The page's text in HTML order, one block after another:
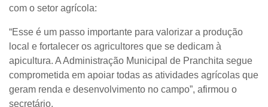
com o setor agrícola:
“Esse é um passo importante para valorizar a produção
local e fortalecer os agricultores que se dedicam à
apicultura. A Administração Municipal de Pranchita segue
comprometida em apoiar todas as atividades agrícolas que
geram renda e desenvolvimento no campo”, afirmou o
secretário.